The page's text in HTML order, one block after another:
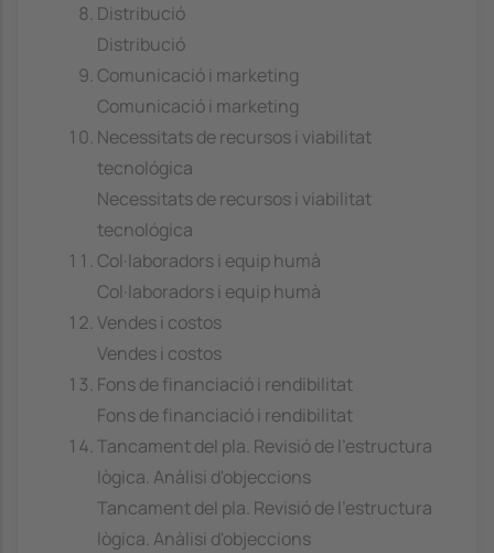
Distribució
Distribució
Comunicació i marketing
Comunicació i marketing
Necessitats de recursos i viabilitat
tecnológica
Necessitats de recursos i viabilitat
tecnológica
Col·laboradors i equip humà
Col·laboradors i equip humà
Vendes i costos
Vendes i costos
Fons de financiació i rendibilitat
Fons de financiació i rendibilitat
Tancament del pla. Revisió de l'estructura
lògica. Anàlisi d'objeccions
Tancament del pla. Revisió de l'estructura
lògica. Anàlisi d'objeccions